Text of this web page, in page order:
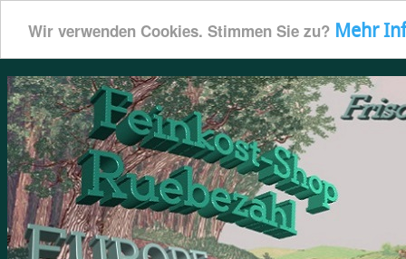
Wir verwenden Cookies. Stimmen Sie zu? Mehr